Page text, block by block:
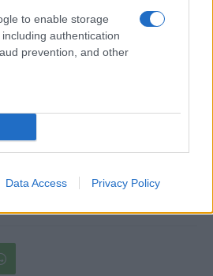
to enable storage
authentication
prevention, and other
Data Access Privacy Policy
το Αρχαίο Θέατρο Επιδαύρου
όλους
MisterGreen Tesla
Γερμανία